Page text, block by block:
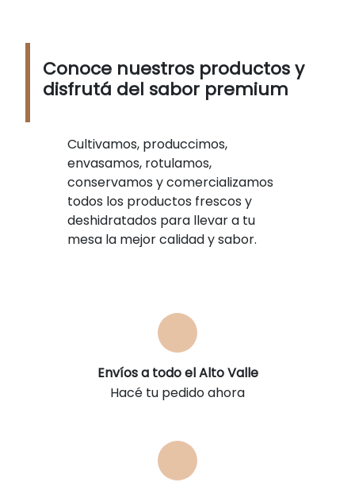
Conoce nuestros productos y
disfrutá del sabor premium
Cultivamos, produccimos,
envasamos, rotulamos,
conservamos y comercializamos
todos los productos frescos y
deshidratados para llevar a tu
mesa la mejor calidad y sabor.
Envíos a todo el Alto Valle
Hacé tu pedido ahora